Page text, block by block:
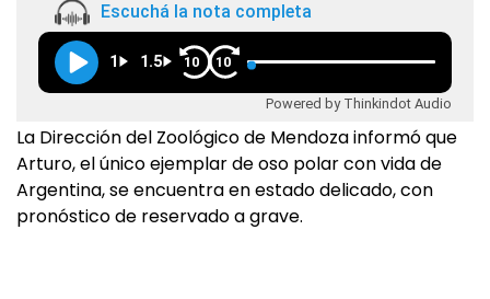
Escuchá la nota completa
1 1.5 10 10
Powered by Thinkindot Audio
La Dirección del Zoológico de Mendoza informó que
Arturo, el único ejemplar de oso polar con vida de
Argentina, se encuentra en estado delicado, con
pronóstico de reservado a grave.